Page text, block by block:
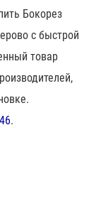
Бокорез
с быстрой
товар
.